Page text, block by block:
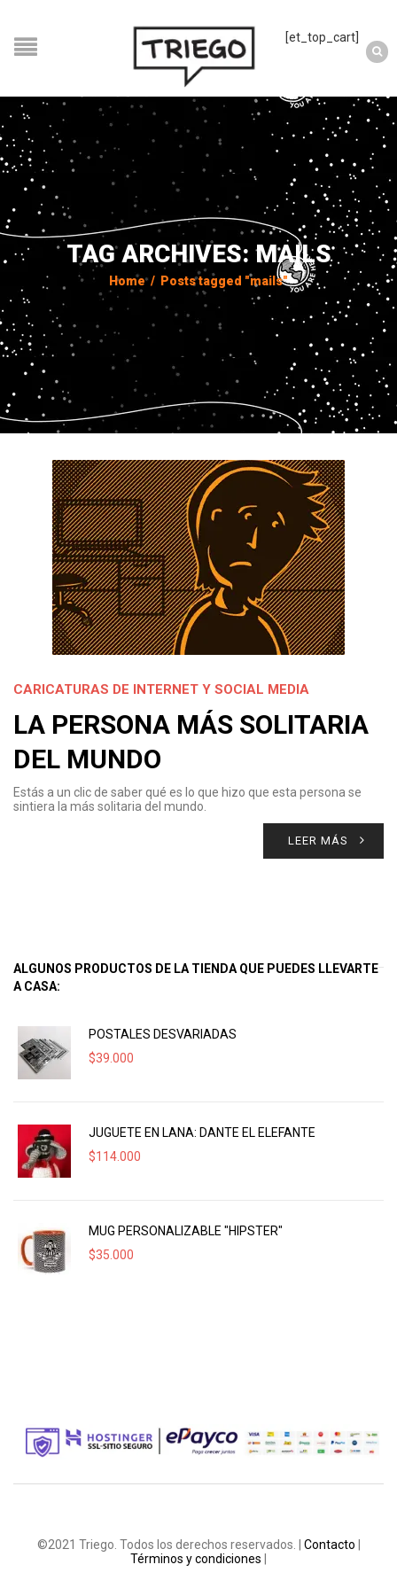
[et_top_cart]
TAG ARCHIVES: MAILS
Home / Posts tagged "mails"
CARICATURAS DE INTERNET Y SOCIAL MEDIA
LA PERSONA MÁS SOLITARIA
DEL MUNDO
Estás a un clic de saber qué es lo que hizo que esta persona se
sintiera la más solitaria del mundo.
LEER MÁS
ALGUNOS PRODUCTOS DE LA TIENDA QUE PUEDES LLEVARTE
A CASA:
POSTALES DESVARIADAS
$39.000
JUGUETE EN LANA: DANTE EL ELEFANTE
$114.000
MUG PERSONALIZABLE "HIPSTER"
$35.000
©2021 Triego. Todos los derechos reservados. | Contacto
Términos y condiciones